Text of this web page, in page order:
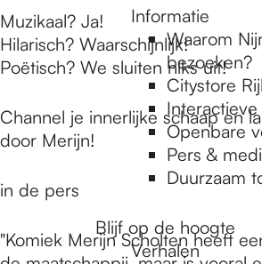
Informatie
Waarom
bezoeken?
Citystore
Openbare
Pers &
Duurzaam
Blijf op de hoogte
Verhalen
Muzikaal? Ja!
Hilarisch? Waarschijnlijk!
Poëtisch? We sluiten niks uit!
Channel je innerlijke schaap en
door Merijn!
in de pers
"Komiek Merijn Scholten heeft